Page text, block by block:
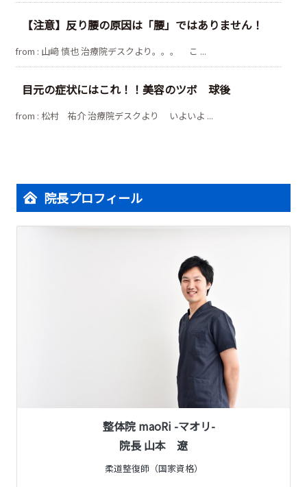
【注意】反り腰の原因は「腰」ではありません！
from : 山﨑 慎也 治療院デスクより。。。 こ ...
目元の症状にはこれ！！美容のツボ 球後
from : 松村 祐介 治療院デスクより いよいよ ...
院長プロフィール
整体院 maoRi -マオリ-
院長 山本 遼
柔道整復師（国家資格）